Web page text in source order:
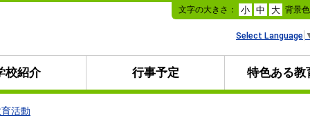
本
文
文字の大きさ： 小 中 大 背景
Select Language
校紹介 行事予定 特色ある教
活動